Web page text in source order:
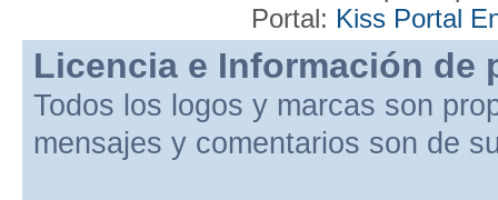
Portal: Kiss Portal
Licencia e Información de
Todos los logos y marcas son
mensajes y comentarios son de